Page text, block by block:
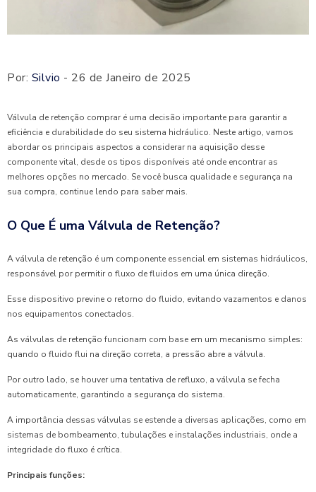
Por: Silvio - 26 de Janeiro de 2025
Válvula de retenção comprar é uma decisão importante para garantir a
eficiência e durabilidade do seu sistema hidráulico. Neste artigo, vamos
abordar os principais aspectos a considerar na aquisição desse
componente vital, desde os tipos disponíveis até onde encontrar as
melhores opções no mercado. Se você busca qualidade e segurança na
sua compra, continue lendo para saber mais.
O Que É uma Válvula de Retenção?
A válvula de retenção é um componente essencial em sistemas hidráulicos,
responsável por permitir o fluxo de fluidos em uma única direção.
Esse dispositivo previne o retorno do fluido, evitando vazamentos e danos
nos equipamentos conectados.
As válvulas de retenção funcionam com base em um mecanismo simples:
quando o fluido flui na direção correta, a pressão abre a válvula.
Por outro lado, se houver uma tentativa de refluxo, a válvula se fecha
automaticamente, garantindo a segurança do sistema.
A importância dessas válvulas se estende a diversas aplicações, como em
sistemas de bombeamento, tubulações e instalações industriais, onde a
integridade do fluxo é crítica.
Principais funções: